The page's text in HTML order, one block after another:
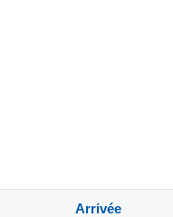
Arrivée